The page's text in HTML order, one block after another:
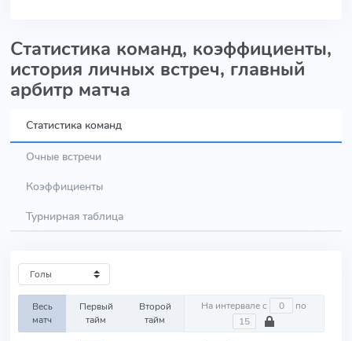
Статистика команд, коэффициенты,
история личных встреч, главный
арбитр матча
Статистика команд
Очные встречи
Коэффициенты
Турнирная таблица
Весь
матч
Первый
тайм
Второй
тайм
На интервале с по